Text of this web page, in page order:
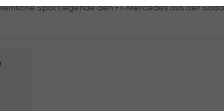
Sportlegende den F1-Mercedes aus der